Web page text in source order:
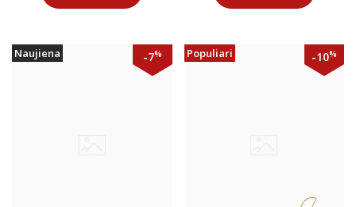
Naujiena -7% Populiari -10%